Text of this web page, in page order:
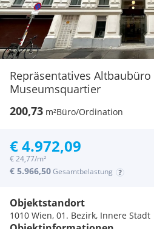
Repräsentatives
Museumsquartier
200,73 m²Büro/Ordination
€ 4.972,09
€ 24,77/m²
€ 5.966,50Gesamtbelastung
Objektstandort
1010 Wien, 01. Bezirk, Innere Stadt